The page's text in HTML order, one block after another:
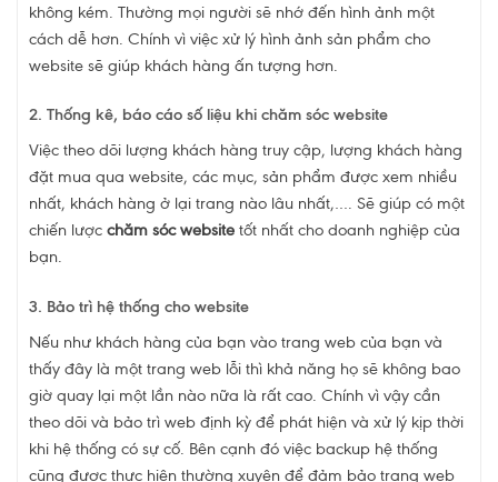
không kém. Thường mọi người sẽ nhớ đến hình ảnh một
cách dễ hơn. Chính vì việc xử lý hình ảnh sản phẩm cho
website sẽ giúp khách hàng ấn tượng hơn.
2. Thống kê, báo cáo số liệu khi chăm sóc website
Việc theo dõi lượng khách hàng truy cập, lượng khách hàng
đặt mua qua website, các mục, sản phẩm được xem nhiều
nhất, khách hàng ở lại trang nào lâu nhất,…. Sẽ giúp có một
chiến lược chăm sóc website tốt nhất cho doanh nghiệp của
bạn.
3. Bảo trì hệ thống cho website
Nếu như khách hàng của bạn vào trang web của bạn và
thấy đây là một trang web lỗi thì khả năng họ sẽ không bao
giờ quay lại một lần nào nữa là rất cao. Chính vì vậy cần
theo dõi và bảo trì web định kỳ để phát hiện và xử lý kịp thời
khi hệ thống có sự cố. Bên cạnh đó việc backup hệ thống
cũng được thực hiện thường xuyên để đảm bảo trang web